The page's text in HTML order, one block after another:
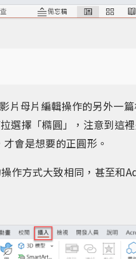
片母片編輯操作的另外一
選擇「橢圓」，注意到這
會是想要的正圓形。
作方式大致相同，甚至